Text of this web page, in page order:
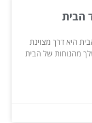
הבית
היא דרך מצוינת
מהנוחות של הבית